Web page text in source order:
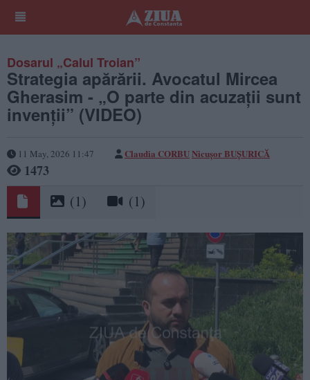
Dosarul „Calul Troian”
Strategia apărării. Avocatul Mircea
Gherasim - „O parte din acuzații sunt
invenții” (VIDEO)
11 May, 2026 11:47 Claudia CORBUNicușor BUȘURICĂ
1473
(1) (1)